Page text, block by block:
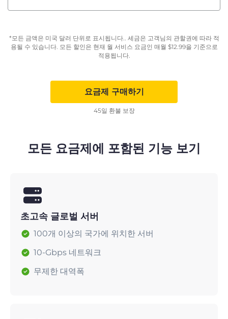
*모든 금액은 미국 달러 단위로 표시됩니다.. 세금은 고객님의 관할권에 따라 적
용될 수 있습니다. 모든 할인은 현재 월 서비스 요금인 매월 $12.99을 기준으로
적용됩니다.
요금제 구매하기
45일 환불 보장
모든 요금제에 포함된 기능 보기
초고속 글로벌 서버
100개 이상의 국가에 위치한 서버
10-Gbps 네트워크
무제한 대역폭